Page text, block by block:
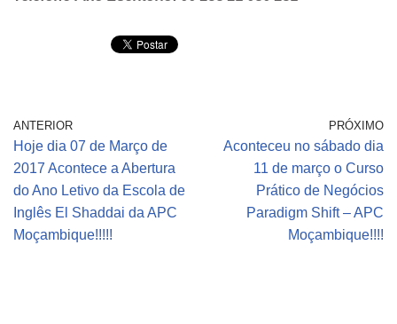
ANTERIOR
Hoje dia 07 de Março de
2017 Acontece a Abertura
do Ano Letivo da Escola de
Inglês El Shaddai da APC
Moçambique!!!!!
PRÓXIMO
Aconteceu no sábado dia
11 de março o Curso
Prático de Negócios
Paradigm Shift – APC
Moçambique!!!!